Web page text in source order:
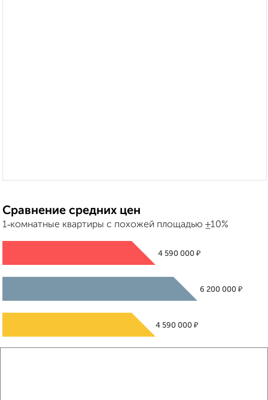
Сравнение средних цен
1‑комнатные квартиры с похожей площадью ±10%
4 590 000 ₽
6 200 000 ₽
4 590 000 ₽